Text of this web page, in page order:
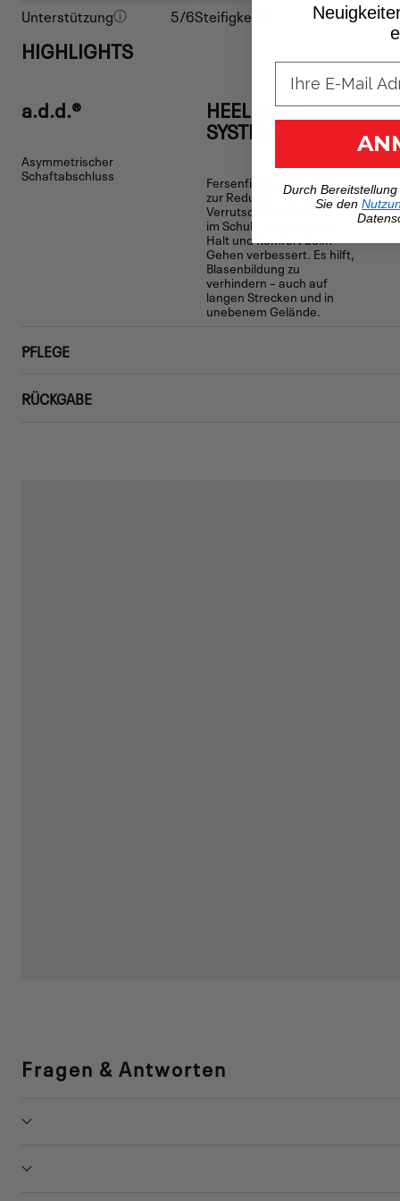
Unterstützung
5/6Steifigkeit 4/6
HIGHLIGHTS
a.d.d.®
Asymmetrischer
Schaftabschluss
HEEL LOCK
SYSTEM
Fersenfixierungssystem
zur Reduzierung des
Verrutschens des Fußes
im Schuh, das Stabilität,
Halt und Komfort beim
Gehen verbessert. Es hilft,
Blasenbildung zu
verhindern – auch auf
langen Strecken und in
unebenem Gelände.
PFLEGE
RÜCKGABE
Fragen & Antworten
Durch
Sie den